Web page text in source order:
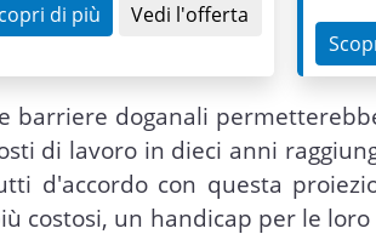
di più Vedi l'offerta
barriere doganali
di lavoro in dieci anni
d'accordo con questa
costosi, un handicap per le